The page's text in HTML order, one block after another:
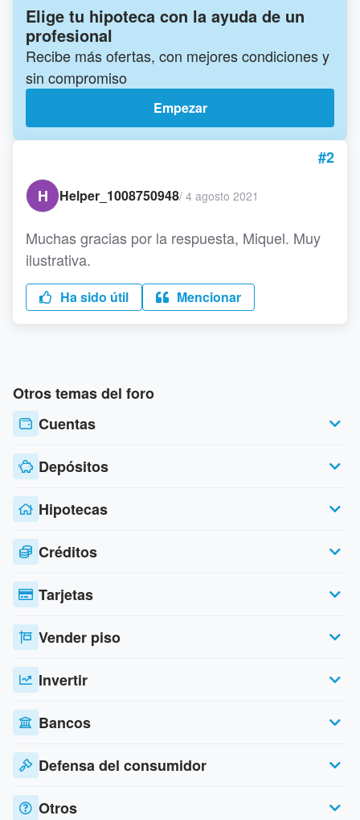
Elige tu hipoteca con la ayuda de un
profesional
Recibe más ofertas, con mejores condiciones y
sin compromiso
Empezar
#2
H
Helper_1008750948/ 4 agosto 2021
Muchas gracias por la respuesta, Miquel. Muy
ilustrativa.
Ha sido útil Mencionar
Otros temas del foro
Cuentas
Depósitos
Hipotecas
Créditos
Tarjetas
Vender piso
Invertir
Bancos
Defensa del consumidor
Otros